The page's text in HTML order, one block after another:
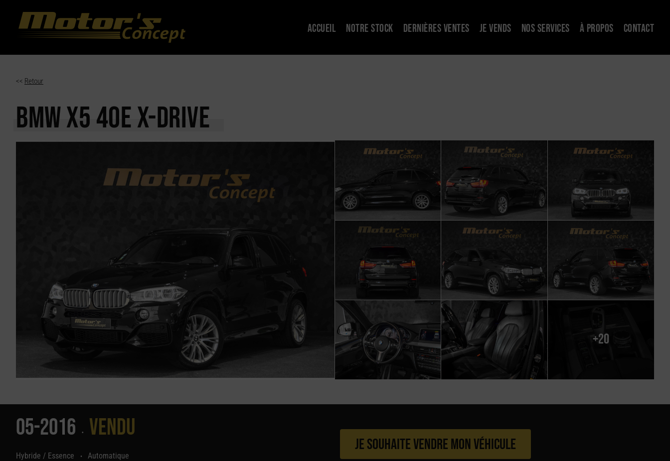
ACCUEIL NOTRE STOCK DERNIÈRES VENTES JE VENDS NOS SERVICES À PROPOS CONTACT
<< Retour
BMW X540E X-DRIVE
+20
05-2016 • Vendu
Hybride / Essence • Automatique
Je souhaite vendre mon véhicule